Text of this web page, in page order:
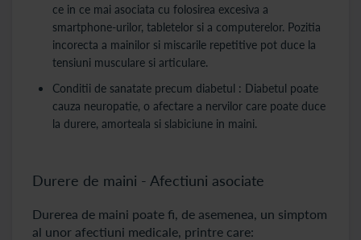
ce in ce mai asociata cu folosirea excesiva a
smartphone-urilor, tabletelor si a computerelor. Pozitia
incorecta a mainilor si miscarile repetitive pot duce la
tensiuni musculare si articulare.
Conditii de sanatate precum diabetul : Diabetul poate
cauza neuropatie, o afectare a nervilor care poate duce
la durere, amorteala si slabiciune in maini.
Durere de maini - Afectiuni asociate
Durerea de maini poate fi, de asemenea, un simptom
al unor afectiuni medicale, printre care: